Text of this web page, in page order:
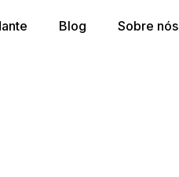
Blog Sobre nós